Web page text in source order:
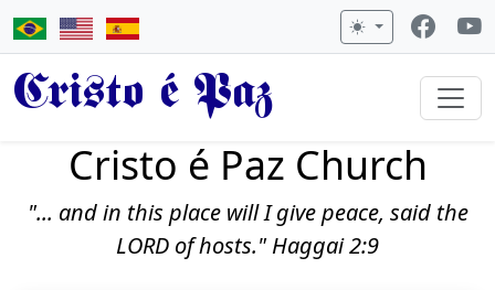
Cristo é Paz
Cristo é Paz Church
"... and in this place will I give peace, said the
LORD of hosts." Haggai 2:9